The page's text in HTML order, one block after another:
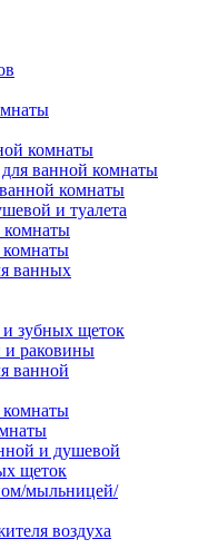
комнаты
ванной комнаты
комнаты
и туалета
комнаты
ванных
зубных щеток
и раковины
ванной
и душевой
щеток
мыльницей/
воздуха